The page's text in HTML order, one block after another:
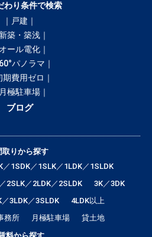
わり条件で検索
｜戸建｜
築・築浅｜
ール電化｜
パノラマ｜
期費用ゼロ｜
極駐車場｜
ブログ
取りから探す
／1SDK／1SLK／1LDK／1SLDK
2SLK／2LDK／2SLDK
3K／3DK
3LDK／3SLDK
4LDK以上
務所
月極駐車場
貸土地